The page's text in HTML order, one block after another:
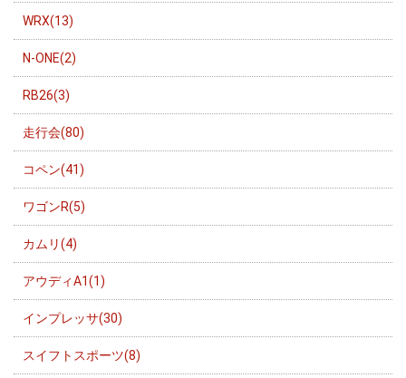
WRX(13)
N-ONE(2)
RB26(3)
走行会(80)
コペン(41)
ワゴンR(5)
カムリ(4)
アウディA1(1)
インプレッサ(30)
スイフトスポーツ(8)